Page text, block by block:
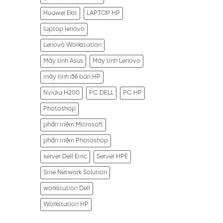
Huawei Ekit LAPTOP HP
laptop lenovo
Lenovo Workstation
Máy tính Asus Máy tính Lenovo
máy tính để bàn HP
Nvidia H200 PC DELL PC HP
Photoshop
phần mềm Microsoft
phần mềm Photoshop
server Dell Emc Server HPE
Sme Network Solution
workstation Dell
Workstation HP